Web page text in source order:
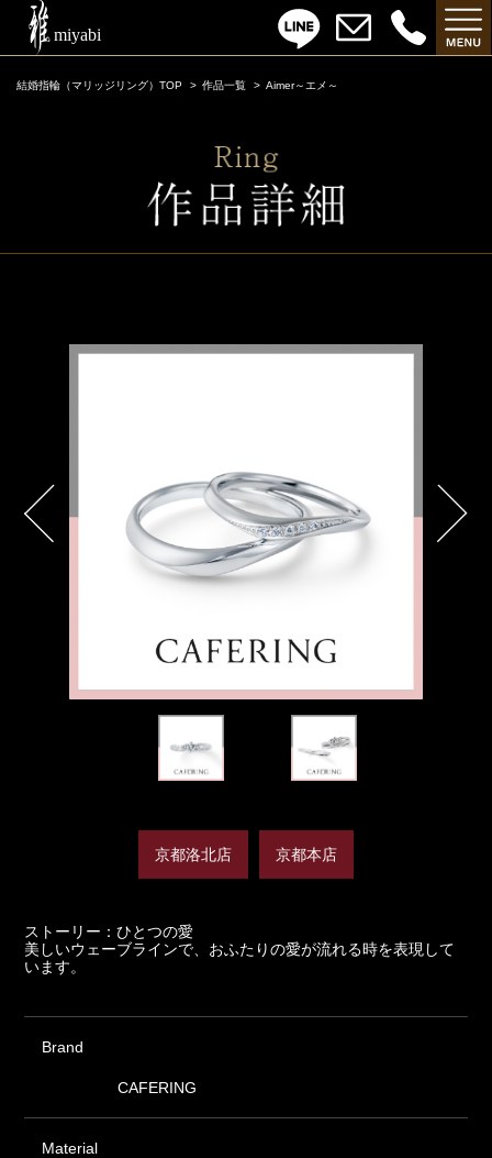
結婚指輪（マリッジリング）TOP 作品一覧 Aimer～エメ～
Aimer～エメ～
京都洛北店 京都本店
ストーリー：ひとつの愛
美しいウェーブラインで、おふたりの愛が流れる時を表現して
います。
Brand
CAFERING
Material